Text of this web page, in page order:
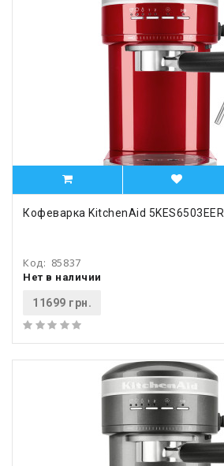
Кофеварка KitchenAid 5KES6503EER
Код: 85837
Нет в наличии
11699 грн.